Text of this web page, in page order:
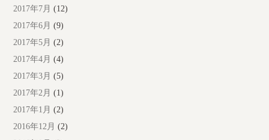
2017年7月 (12)
2017年6月 (9)
2017年5月 (2)
2017年4月 (4)
2017年3月 (5)
2017年2月 (1)
2017年1月 (2)
2016年12月 (2)